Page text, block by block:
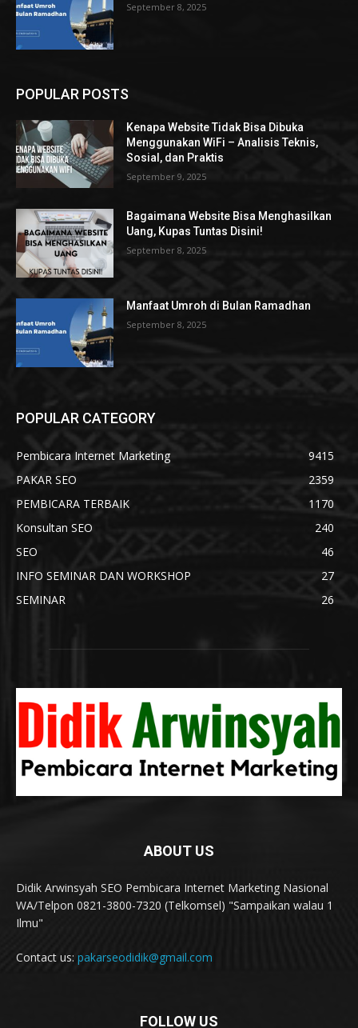
September 8, 2025
POPULAR POSTS
Kenapa Website Tidak Bisa Dibuka
Menggunakan WiFi – Analisis Teknis,
Sosial, dan Praktis
September 9, 2025
Bagaimana Website Bisa Menghasilkan
Uang, Kupas Tuntas Disini!
September 8, 2025
Manfaat Umroh di Bulan Ramadhan
September 8, 2025
POPULAR CATEGORY
Pembicara Internet Marketing
9415
PAKAR SEO
2359
PEMBICARA TERBAIK
1170
Konsultan SEO
240
SEO
46
INFO SEMINAR DAN WORKSHOP
27
SEMINAR
26
ABOUT US
Didik Arwinsyah SEO Pembicara Internet Marketing Nasional
WA/Telpon 0821-3800-7320 (Telkomsel) "Sampaikan walau 1
Ilmu"
Contact us: pakarseodidik@gmail.com
FOLLOW US